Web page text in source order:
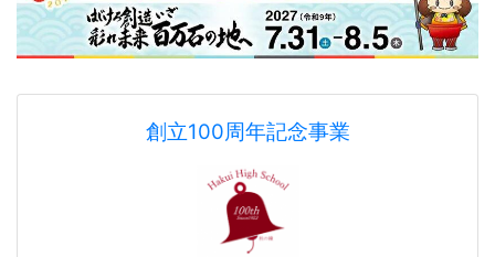
創立100周年記念事業